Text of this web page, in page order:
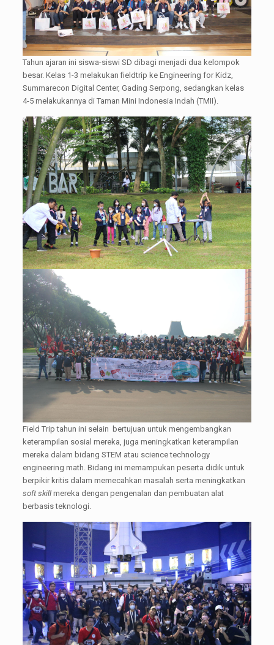
Tahun ajaran ini siswa-siswi SD dibagi menjadi dua kelompok
besar. Kelas 1-3 melakukan fieldtrip ke Engineering for Kidz,
Summarecon Digital Center, Gading Serpong, sedangkan kelas
4-5 melakukannya di Taman Mini Indonesia Indah (TMII).
Field Trip tahun ini selain bertujuan untuk mengembangkan
keterampilan sosial mereka, juga meningkatkan keterampilan
mereka dalam bidang STEM atau science technology
engineering math. Bidang ini memampukan peserta didik untuk
berpikir kritis dalam memecahkan masalah serta meningkatkan
soft skillmereka dengan pengenalan dan pembuatan alat
berbasis teknologi.